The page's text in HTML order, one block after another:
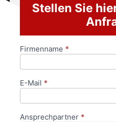
Stellen Sie
Anfrageformular
Firmenname *
E-Mail *
Ansprechpartner *